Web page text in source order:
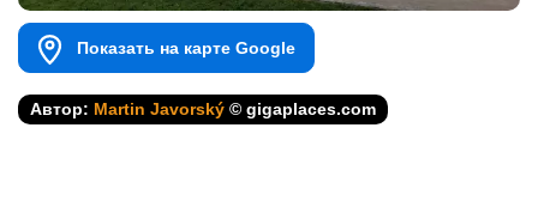
Показать на карте Google
Автор: Martin Javorský © gigaplaces.com